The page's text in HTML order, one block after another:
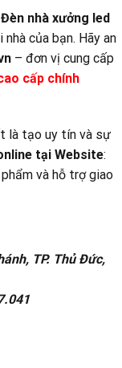
nhà xưởng led
của bạn. Hãy an
– đơn vị cung cấp
cấp chính
là tạo uy tín và sự
tại Website:
và hỗ trợ giao
TP. Thủ Đức,